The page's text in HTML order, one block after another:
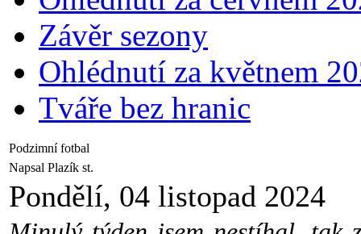
Závěr sezony
Ohlédnutí za květnem
Tváře bez hranic
Podzimní fotbal
Napsal Plazík st.
Pondělí, 04 listopad 2024